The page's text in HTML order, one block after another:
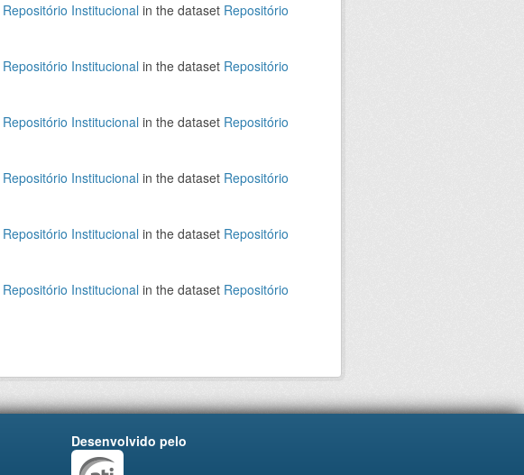
Repositório Institucional in the dataset Repositório
Repositório Institucional in the dataset Repositório
Repositório Institucional in the dataset Repositório
Repositório Institucional in the dataset Repositório
Repositório Institucional in the dataset Repositório
Repositório Institucional in the dataset Repositório
Desenvolvido pelo